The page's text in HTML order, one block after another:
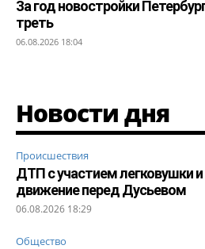
За год новостройки
треть
06.08.2026 18:04
Новости дня
Происшествия
ДТП с участием легковушки
движение перед Дусьевом
06.08.2026 18:29
Общество